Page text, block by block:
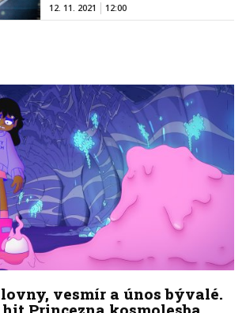
12. 11. 2021 12:00
vesmír a únos bývalé.